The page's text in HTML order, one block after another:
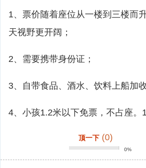
1、票价随着座位从一楼到三楼而
天视野更开阔；
2、需要携带身份证；
3、自带食品、酒水、饮料上船加
4、小孩1.2米以下免票，不占座
顶一下 (0)
0%